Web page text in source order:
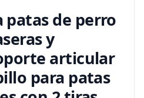
patas de perro
y
articular
para patas